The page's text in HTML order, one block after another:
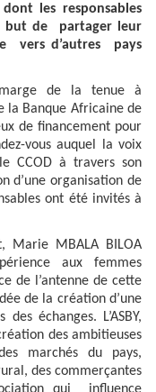
les responsables
but de partager leur
vers d’autres pays
de la tenue à
la Banque Africaine de
de financement pour
vous auquel la voix
CCOD à travers son
d’une organisation de
ont été invités à
Marie MBALA BILOA
aux femmes
de l’antenne de cette
de la création d’une
échanges. L’ASBY,
des ambitieuses
marchés du pays,
des commerçantes